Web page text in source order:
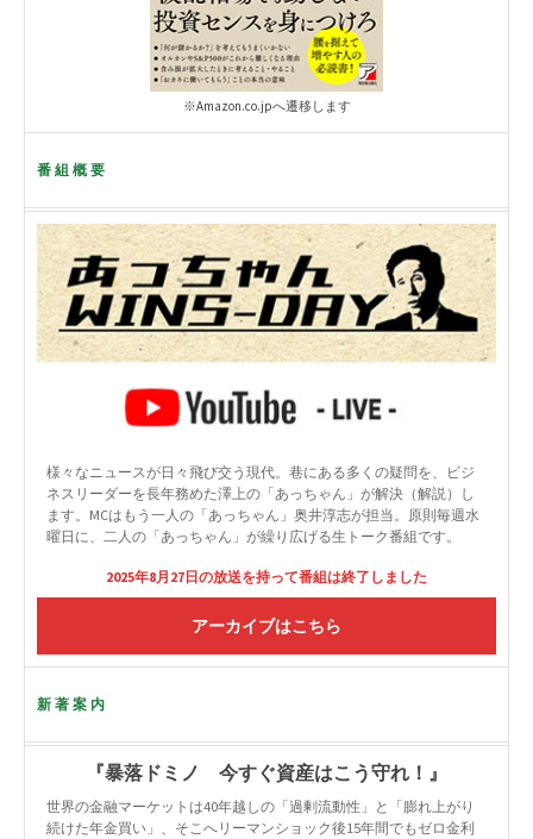
※Amazon.co.jpへ遷移します
番組概要
様々なニュースが日々飛び交う現代。巷にある多くの疑問を、ビジ
ネスリーダーを長年務めた澤上の「あっちゃん」が解決（解説）し
ます。MCはもう一人の「あっちゃん」奥井淳志が担当。原則毎週水
曜日に、二人の「あっちゃん」が繰り広げる生トーク番組です。
2025年8月27日の放送を持って番組は終了しました
アーカイブはこちら
新著案内
『暴落ドミノ 今すぐ資産はこう守れ！』
世界の金融マーケットは40年越しの「過剰流動性」と「膨れ上がり
続けた年金買い」、そこへリーマンショック後15年間でもゼロ金利